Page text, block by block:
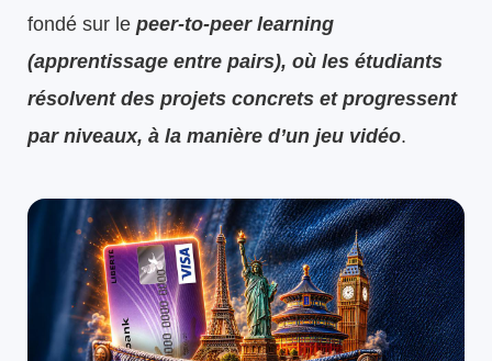
fondé sur le peer-to-peer learning
(apprentissage entre pairs), où les étudiants
résolvent des projets concrets et progressent
par niveaux, à la manière d’un jeu vidéo.